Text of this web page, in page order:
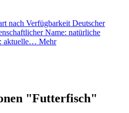
nach Verfügbarkeit Deutscher
Name: natürliche
aktuelle… Mehr
"Futterfisch"